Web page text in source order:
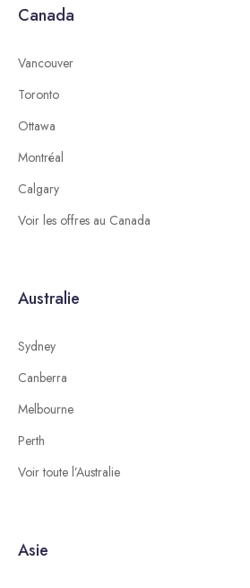
Canada
Vancouver
Toronto
Ottawa
Montréal
Calgary
Voir les offres au Canada
Australie
Sydney
Canberra
Melbourne
Perth
Voir toute l’Australie
Asie